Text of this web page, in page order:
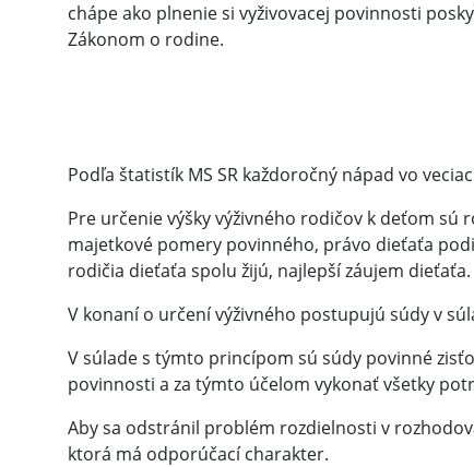
chápe ako plnenie si vyživovacej povinnosti
Zákonom o rodine.
Podľa štatistík MS SR každoročný nápad vo
Pre určenie výšky výživného rodičov k deťom
majetkové pomery povinného, právo dieťaťa
rodičia dieťaťa spolu žijú, najlepší záujem dieťaťa.
V konaní o určení výživného postupujú súdy v
V súlade s týmto princípom sú súdy povinné
povinnosti a za týmto účelom vykonať všetky
Aby sa odstránil problém rozdielnosti v
ktorá má odporúčací charakter.